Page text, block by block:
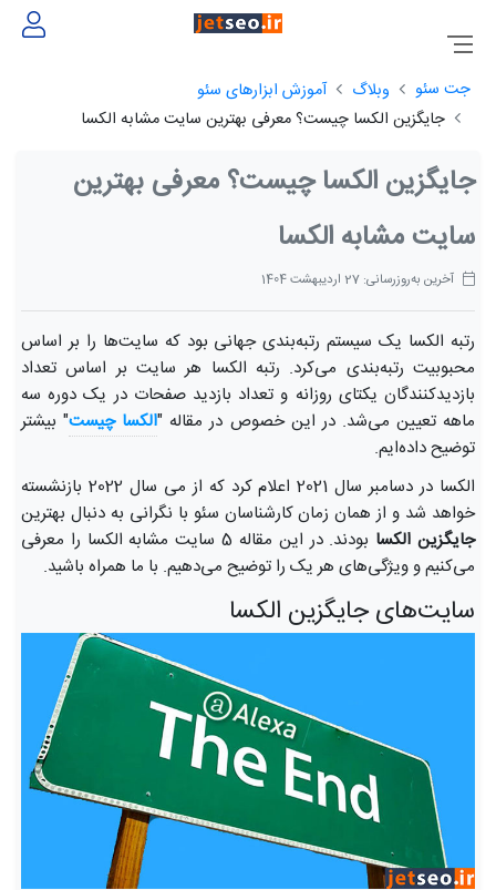
جت سئو وبلاگ
آموزش ابزارهای سئو
جایگزین الکسا چیست؟ معرفی بهترین سایت مشابه الکسا
جایگزین الکسا چیست؟ معرفی بهترین
سایت مشابه الکسا
آخرین به‌روزرسانی: 27 اردیبهشت 1404
رتبه الکسا یک سیستم رتبه‌بندی جهانی بود که سایت‌ها را بر اساس
محبوبیت رتبه‌بندی می‌کرد. رتبه الکسا هر سایت بر اساس تعداد
بازدیدکنندگان یکتای روزانه و تعداد بازدید صفحات در یک دوره سه
ماهه تعیین می‌شد. در این خصوص در مقاله "الکسا چیست" بیشتر
توضیح داده‌ایم.
الکسا در دسامبر سال 2021 اعلام کرد که از می سال 2022 بازنشسته
خواهد شد و از همان زمان کارشناسان سئو با نگرانی به دنبال بهترین
جایگزین الکسا
بودند. در این مقاله 5 سایت مشابه الکسا را معرفی
می‌کنیم و ویژگی‌های هر یک را توضیح می‌دهیم. با ما همراه باشید.
سایت‌های جایگزین الکسا